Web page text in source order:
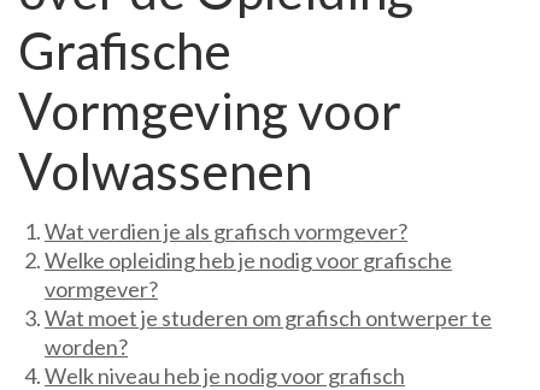
Grafische
Vormgeving voor
Volwassenen
Wat verdien je als grafisch vormgever?
Welke opleiding heb je nodig voor grafische
vormgever?
Wat moet je studeren om grafisch ontwerper te
worden?
Welk niveau heb je nodig voor grafisch